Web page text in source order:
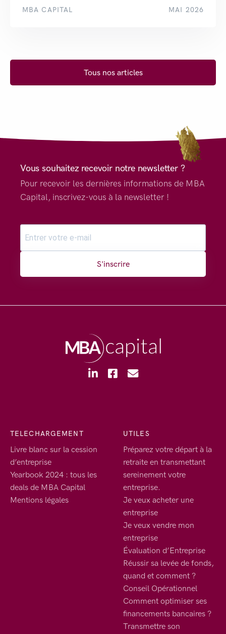
MBA CAPITAL MAI 2026
Tous nos articles
Vous souhaitez recevoir notre newsletter ?
Pour recevoir les dernières informations de MBA
Capital, inscrivez-vous à la newsletter !
S'inscrire
TELECHARGEMENT
Livre blanc sur la cession
d’entreprise
Yearbook 2024 : tous les
deals de MBA Capital
Mentions légales
UTILES
Préparez votre départ à la
retraite en transmettant
sereinement votre
entreprise.
Je veux acheter une
entreprise
Je veux vendre mon
entreprise
Évaluation d’Entreprise
Réussir sa levée de fonds,
quand et comment ?
Conseil Opérationnel
Comment optimiser ses
financements bancaires ?
Transmettre son